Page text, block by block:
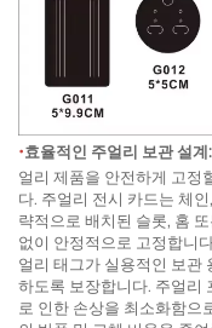
•효율적인 주얼리 보관 설계:
얼리 제품을 안전하게 고정
다. 주얼리 전시 카드는 체
략적으로 배치된 슬롯, 홈
없이 안정적으로 고정합니
얼리 태그가 실용적인 보관
하도록 보장합니다. 주얼리
로 인한 손상을 최소화함으